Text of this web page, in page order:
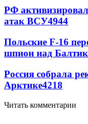
РФ
атак ВСУ4944
Польские F-16
шпион над
Россия собрала
Арктике4218
Читать комментарии